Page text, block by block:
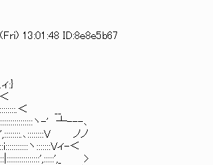
13:01:48 ID:8e8e5b67
＜ __
ヽ-' ┴---､
､::::::::V ノノ
:::::::Vィ-＜
>